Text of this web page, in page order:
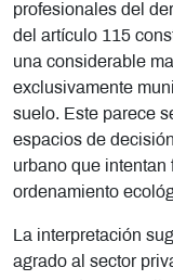
profesionales del
del artículo 115
una considerable
exclusivamente
suelo. Este parece
espacios de
urbano que intentan
ordenamiento
La interpretación
agrado al sector